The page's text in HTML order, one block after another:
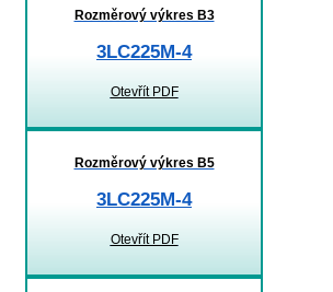
Rozměrový výkres B3
3LC225M-4
Otevřít PDF
Rozměrový výkres B5
3LC225M-4
Otevřít PDF